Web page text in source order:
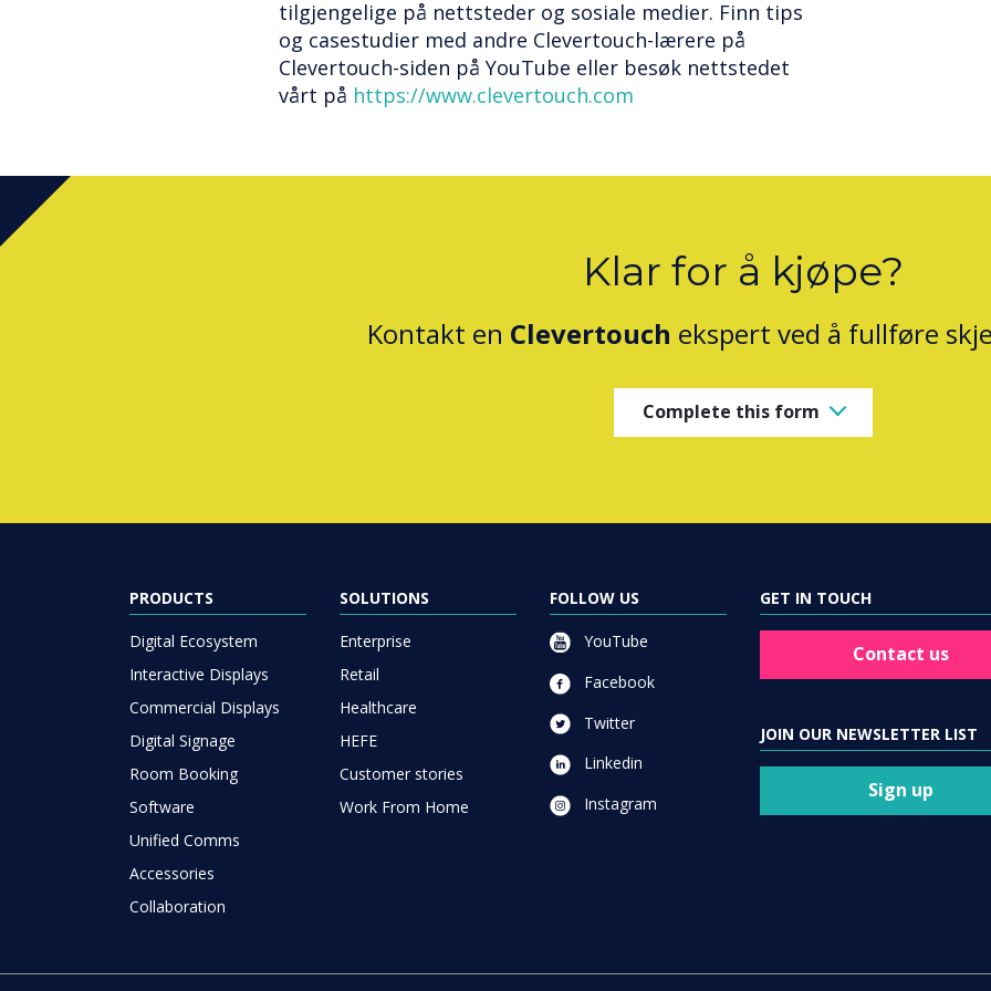
tilgjengelige på nettsteder og sosiale medier. Finn tips
og casestudier med andre Clevertouch-lærere på
Clevertouch-siden på YouTube eller besøk nettstedet
vårt på https://www.clevertouch.com
Klar for å kjøpe?
Kontakt en Clevertouch ekspert ved å fullføre
Complete this form
PRODUCTS
Digital Ecosystem
Interactive Displays
Commercial Displays
Digital Signage
Room Booking
Software
Unified Comms
Accessories
Collaboration
SOLUTIONS
Enterprise
Retail
Healthcare
HEFE
Customer stories
Work From Home
FOLLOW US
YouTube
Facebook
Twitter
Linkedin
Instagram
GET IN TOUCH
Contact us
JOIN OUR NEWSLETTER LIST
Sign up